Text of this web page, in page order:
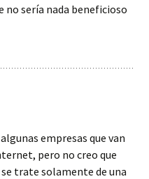
no sería nada beneficioso
empresas que van
pero no creo que
trate solamente de una